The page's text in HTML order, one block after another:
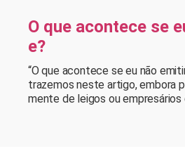
O que acontece se
e?
“O que acontece se eu não
trazemos neste artigo, embora
mente de leigos ou empresários